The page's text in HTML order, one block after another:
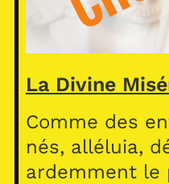
La Divine
Comme des
nés, alléluia,
ardemment